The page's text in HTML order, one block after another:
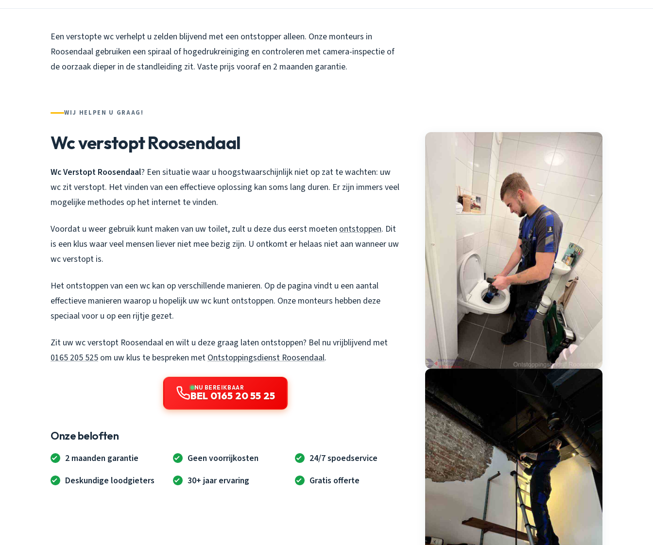
Een verstopte wc verhelpt u zelden blijvend met een ontstopper alleen. Onze monteurs in
Roosendaal gebruiken een spiraal of hogedrukreiniging en controleren met camera-inspectie of
de oorzaak dieper in de standleiding zit. Vaste prijs vooraf en 2 maanden garantie.
WIJ HELPEN U GRAAG!
Wc verstopt Roosendaal
Wc Verstopt Roosendaal? Een situatie waar u hoogstwaarschijnlijk niet op zat te wachten: uw
wc zit verstopt. Het vinden van een effectieve oplossing kan soms lang duren. Er zijn immers veel
mogelijke methodes op het internet te vinden.
Voordat u weer gebruik kunt maken van uw toilet, zult u deze dus eerst moeten ontstoppen. Dit
is een klus waar veel mensen liever niet mee bezig zijn. U ontkomt er helaas niet aan wanneer uw
wc verstopt is.
Het ontstoppen van een wc kan op verschillende manieren. Op de pagina vindt u een aantal
effectieve manieren waarop u hopelijk uw wc kunt ontstoppen. Onze monteurs hebben deze
speciaal voor u op een rijtje gezet.
Zit uwwc verstopt Roosendaal en wilt u deze graag laten ontstoppen? Bel nu vrijblijvend met
0165 205 525 om uw klus te bespreken met Ontstoppingsdienst Roosendaal.
NU BEREIKBAAR
BEL 0165 20 55 25
Onze beloften
2 maanden garantie Geen voorrijkosten
24/7 spoedservice
Deskundige loodgieters
30+ jaar ervaring Gratis offerte